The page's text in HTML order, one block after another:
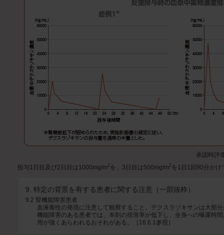
承認時評
投与1日目及び2日目は1000mg/m2 を、3日目は500mg/m2 を1日1回90分かけ
9. 特定の背景を有する患者に関する注意（一部抜粋）
9.2 腎機能障害患者
血液毒性の発現に注意して観察すること。デクスラゾキサンは大部
機能障害のある患者では、本剤の排泄率が低下し、全身への曝露時
用が強くあらわれるおそれがある。［16.6.1参照］